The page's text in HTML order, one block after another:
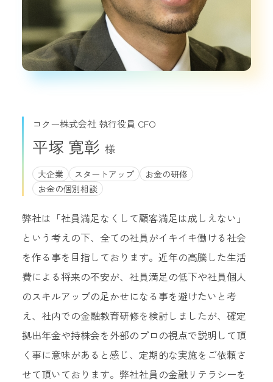
コクー株式会社 執行役員 CFO
平塚 寛彰
大企業 スタートアップ
お金の研修
お金の個別相談
弊社は「社員満足なくして顧客満足は成しえない」
という考えの下、全ての社員がイキイキ働ける社会
を作る事を目指しております。近年の高騰した生活
費による将来の不安が、社員満足の低下や社員個人
のスキルアップの足かせになる事を避けたいと考
え、社内での金融教育研修を検討しましたが、確定
拠出年金や持株会を外部のプロの視点で説明して頂
く事に意味があると感じ、定期的な実施をご依頼さ
せて頂いております。弊社社員の金融リテラシーを